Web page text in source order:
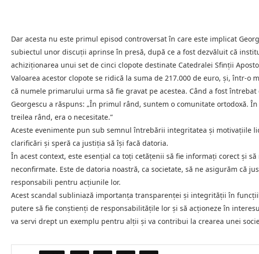
Dar acesta nu este primul episod controversat în care este implicat
subiectul unor discuții aprinse în presă, după ce a fost dezvăluit că
achiziționarea unui set de cinci clopote destinate Catedralei Sfinții
Valoarea acestor clopote se ridică la suma de 217.000 de euro, și, într-o
că numele primarului urma să fie gravat pe acestea. Când a fost
Georgescu a răspuns: „În primul rând, suntem o comunitate ortodoxă.
treilea rând, era o necesitate.”
Aceste evenimente pun sub semnul întrebării integritatea și motivațiile
clarificări și speră ca justiția să își facă datoria.
În acest context, este esențial ca toți cetățenii să fie informați corect și
neconfirmate. Este de datoria noastră, ca societate, să ne asigurăm că
responsabili pentru acțiunile lor.
Acest scandal subliniază importanța transparenței și integrității în
putere să fie conștienți de responsabilitățile lor și să acționeze în
va servi drept un exemplu pentru alții și va contribui la crearea unei